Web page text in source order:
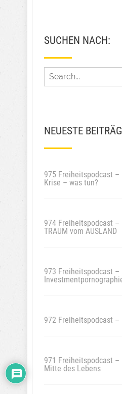
SUCHEN NACH:
NEUESTE
975 Freiheitspodcast –
Krise – was tun?
974 Freiheitspodcast –
TRAUM vom AUSLAND
973 Freiheitspodcast –
972 Freiheitspodcast –
971 Freiheitspodcast –
Mitte des Lebens